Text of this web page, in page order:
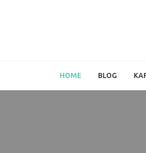
HOME BLOG